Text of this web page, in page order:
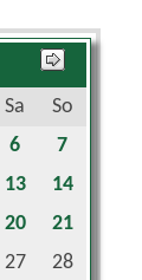
Sa
So
6
7
13
14
20
21
27
28